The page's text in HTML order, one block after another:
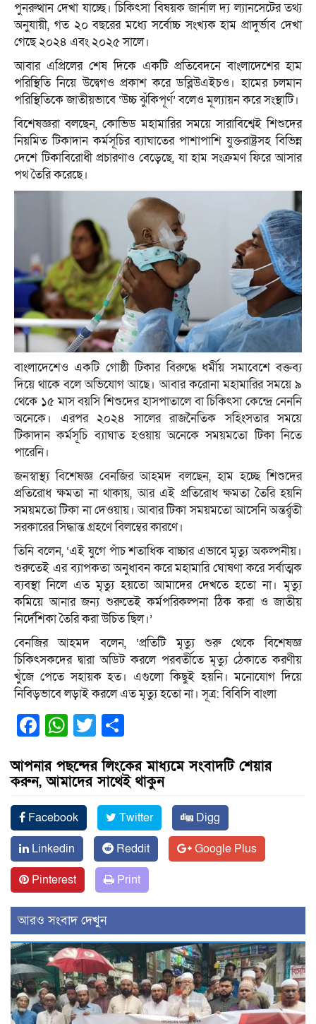
পুনরুত্থান দেখা যাচ্ছে। চিকিৎসা বিষয়ক জার্নাল দ্য ল্যানসেটের তথ্য
অনুযায়ী, গত ২০ বছরের মধ্যে সর্বোচ্চ সংখ্যক হাম প্রাদুর্ভাব দেখা
গেছে ২০২৪ এবং ২০২৫ সালে।
আবার এপ্রিলের শেষ দিকে একটি প্রতিবেদনে বাংলাদেশের হাম
পরিস্থিতি নিয়ে উদ্বেগও প্রকাশ করে ডব্লিউএইচও। হামের চলমান
পরিস্থিতিকে জাতীয়ভাবে ‘উচ্চ ঝুঁকিপূর্ণ’ বলেও মূল্যায়ন করে সংস্থাটি।
বিশেষজ্ঞরা বলছেন, কোভিড মহামারির সময়ে সারাবিশ্বেই শিশুদের
নিয়মিত টিকাদান কর্মসূচির ব্যাঘাতের পাশাপাশি যুক্তরাষ্ট্রসহ বিভিন্ন
দেশে টিকাবিরোধী প্রচারণাও বেড়েছে, যা হাম সংক্রমণ ফিরে আসার
পথ তৈরি করেছে।
বাংলাদেশেও একটি গোষ্ঠী টিকার বিরুদ্ধে ধর্মীয় সমাবেশে বক্তব্য
দিয়ে থাকে বলে অভিযোগ আছে। আবার করোনা মহামারির সময়ে ৯
থেকে ১৫ মাস বয়সি শিশুদের হাসপাতালে বা চিকিৎসা কেন্দ্রে নেননি
অনেকে। এরপর ২০২৪ সালের রাজনৈতিক সহিংসতার সময়ে
টিকাদান কর্মসূচি ব্যাঘাত হওয়ায় অনেকে সময়মতো টিকা নিতে
পারেনি।
জনস্বাস্থ্য বিশেষজ্ঞ বেনজির আহমদ বলছেন, হাম হচ্ছে শিশুদের
প্রতিরোধ ক্ষমতা না থাকায়, আর এই প্রতিরোধ ক্ষমতা তৈরি হয়নি
সময়মতো টিকা না দেওয়ায়। আবার টিকা সময়মতো আসেনি অন্তর্র্বতী
সরকারের সিদ্ধান্ত গ্রহণে বিলম্বের কারণে।
তিনি বলেন, ‘এই যুগে পাঁচ শতাধিক বাচ্চার এভাবে মৃত্যু অকল্পনীয়।
শুরুতেই এর ব্যাপকতা অনুধাবন করে মহামারি ঘোষণা করে সর্বাত্মক
ব্যবস্থা নিলে এত মৃত্যু হয়তো আমাদের দেখতে হতো না। মৃত্যু
কমিয়ে আনার জন্য শুরুতেই কর্মপরিকল্পনা ঠিক করা ও জাতীয়
নির্দেশিকা তৈরি করা উচিত ছিল।’
বেনজির আহমদ বলেন, ‘প্রতিটি মৃত্যু শুরু থেকে বিশেষজ্ঞ
চিকিৎসকদের দ্বারা অডিট করলে পরবর্তীতে মৃত্যু ঠেকাতে করণীয়
খুঁজে পেতে সহায়ক হত। এগুলো কিছুই হয়নি। মনোযোগ দিয়ে
নিবিড়ভাবে লড়াই করলে এত মৃত্যু হতো না। সূত্র: বিবিসি বাংলা
Facebook
WhatsApp
Twitter
আপনার পছন্দের লিংকের মাধ্যমে সংবাদটি শেয়ার
করুন, আমাদের সাথেই থাকুন
Facebook Twitter
Digg
Linkedin
Reddit
Google Plus
Pinterest
Print
আরও সংবাদ দেখুন